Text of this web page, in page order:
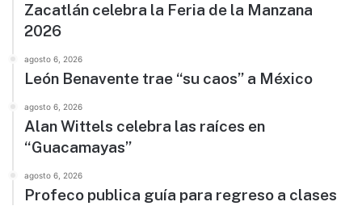
Zacatlán celebra la Feria de la Manzana
2026
agosto 6, 2026
León Benavente trae “su caos” a México
agosto 6, 2026
Alan Wittels celebra las raíces en
“Guacamayas”
agosto 6, 2026
Profeco publica guía para regreso a clases